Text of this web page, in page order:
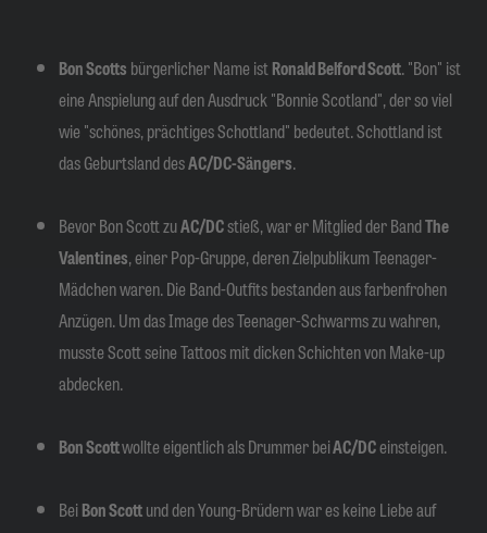
Bon Scotts bürgerlicher Name istRonald Belford Scott. "Bon" ist
eine Anspielung auf den Ausdruck "Bonnie Scotland", der so viel
wie "schönes, prächtiges Schottland" bedeutet. Schottland ist
das Geburtsland desAC/DC-Sängers.
Bevor Bon Scott zuAC/DCstieß, war er Mitglied der BandThe
Valentines, einer Pop-Gruppe, deren Zielpublikum Teenager-
Mädchen waren. Die Band-Outfits bestanden aus farbenfrohen
Anzügen. Um das Image des Teenager-Schwarms zu wahren,
musste Scott seine Tattoos mit dicken Schichten von Make-up
abdecken.
Bon Scottwollte eigentlich als Drummer beiAC/DCeinsteigen.
Bei Bon Scottund den Young-Brüdern war es keine Liebe auf